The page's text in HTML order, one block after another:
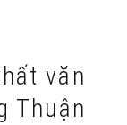
văn
Thuận